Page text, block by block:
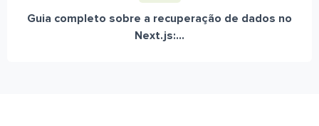
Guia completo sobre a recuperação de dados no
Next.js:...